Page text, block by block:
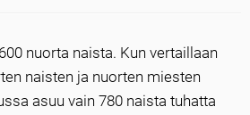
nuorta naista. Kun vertaillaan
naisten ja nuorten miesten
asuu vain 780 naista tuhatta